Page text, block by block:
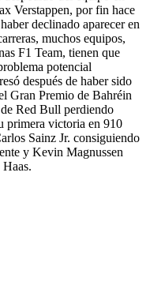
Verstappen, por fin hace
declinado aparecer en
muchos equipos,
F1 Team, tienen que
potencial
después de haber sido
Gran Premio de Bahréin
Red Bull perdiendo
primera victoria en 910
Sainz Jr. consiguiendo
y Kevin Magnussen